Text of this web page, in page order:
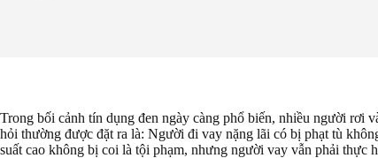
Trong bối cảnh tín dụng đen ngày càng phổ biến, nhiều người rơi
hỏi thường được đặt ra là: Người đi vay nặng lãi có bị phạt tù
suất cao không bị coi là tội phạm, nhưng người vay vẫn phải thực